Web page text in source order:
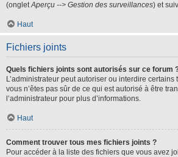
(ongletAperçu --> Gestion des surveillances) et
Haut
Fichiers joints
Quels fichiers joints sont autorisés sur ce forum
L’administrateur peut autoriser ou interdire certains
vous n’êtes pas sûr de ce qui est autorisé à être
l’administrateur pour plus d’informations.
Haut
Comment trouver tous mes fichiers joints ?
Pour accéder à la liste des fichiers que vous avez